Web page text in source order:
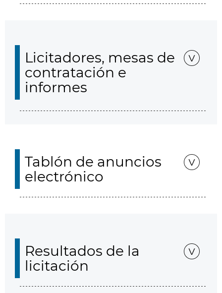
Licitadores, mesas de
contratación e
informes
Tablón de anuncios
electrónico
Resultados de la
licitación